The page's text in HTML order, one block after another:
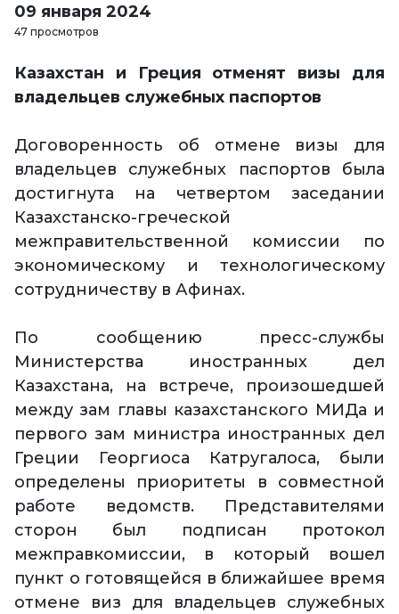
09 января 2024
47 просмотров
Казахстан и Греция отменят визы для
владельцев служебных паспортов
Договоренность об отмене визы для
владельцев служебных паспортов была
достигнута на четвертом заседании
Казахстанско-греческой
межправительственной комиссии по
экономическому и технологическому
сотрудничеству в Афинах.
По сообщению пресс-службы
Министерства иностранных дел
Казахстана, на встрече, произошедшей
между зам главы казахстанского МИДа и
первого зам министра иностранных дел
Греции Георгиоса Катругалоса, были
определены приоритеты в совместной
работе ведомств. Представителями
сторон был подписан протокол
межправкомиссии, в который вошел
пункт о готовящейся в ближайшее время
отмене виз для владельцев служебных